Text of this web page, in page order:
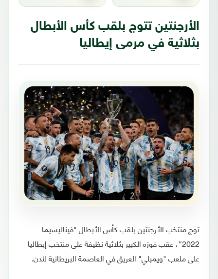
الأرجنتين تتوج بلقب كأس الأبطال
بثلاثية في مرمى إيطاليا
توج منتخب الأرجنتين بلقب كأس الأبطال "فيناليسيما
2022″، عقب فوزه الكبير بثلاثية نظيفة على منتخب إيطاليا
على ملعب "ويمبلي" العريق في العاصمة البريطانية لندن.